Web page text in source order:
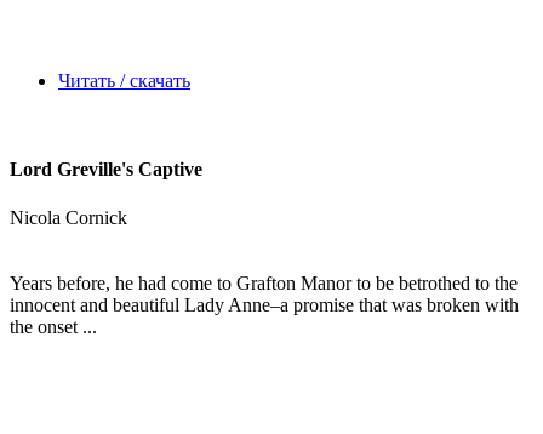
Читать / скачать
Lord Greville's Captive
Nicola Cornick
Years before, he had come to Grafton Manor to be betrothed to the
innocent and beautiful Lady Anne–a promise that was broken with
the onset ...